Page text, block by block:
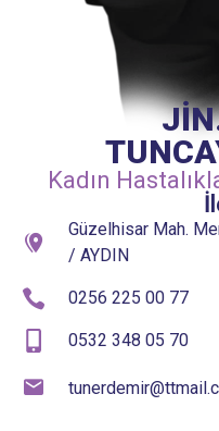
Kadın
Güzelhisar Mah.
/ AYDIN
0256 225 00 77
0532 348 05 70